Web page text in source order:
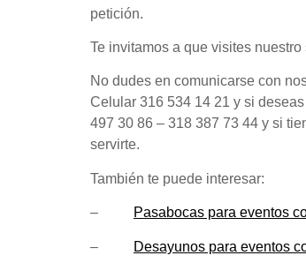
petición.
Te invitamos a que visites nuestro
No dudes en comunicarse con
Celular 316 534 14 21 y si
497 30 86 – 318 387 73 44 y si
servirte.
También te puede interesar:
– Pasabocas para eventos
– Desayunos para eventos